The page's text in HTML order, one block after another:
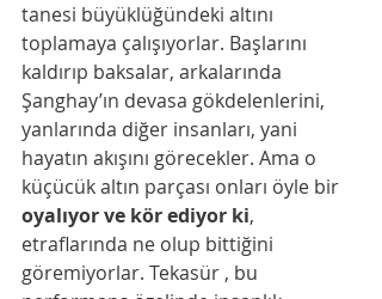
tanesi büyüklüğündeki altını
toplamaya çalışıyorlar. Başlarını
kaldırıp baksalar, arkalarında
Şanghay’ın devasa gökdelenlerini,
yanlarında diğer insanları, yani
hayatın akışını görecekler. Ama o
küçücük altın parçası onları öyle bir
oyalıyor ve kör ediyor ki,
etraflarında ne olup bittiğini
göremiyorlar. Tekasür , bu